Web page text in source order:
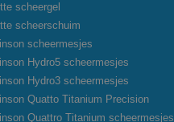
scheergel
scheerschuim
scheermesjes
Hydro5 scheermesjes
Hydro3 scheermesjes
Quatto Titanium Precision
Quattro Titanium scheermesjes